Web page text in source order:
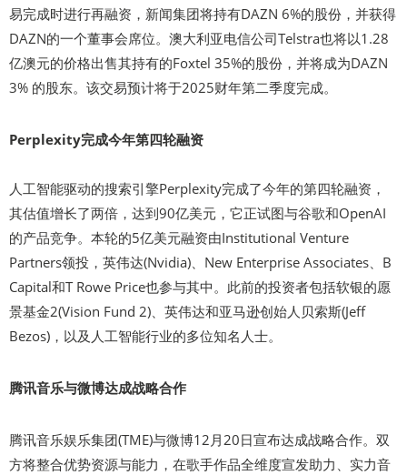
易完成时进行再融资，新闻集团将持有DAZN 6%的股份，并获得
DAZN的一个董事会席位。澳大利亚电信公司Telstra也将以1.28
亿澳元的价格出售其持有的Foxtel 35%的股份，并将成为DAZN
3% 的股东。该交易预计将于2025财年第二季度完成。
Perplexity完成今年第四轮融资
人工智能驱动的搜索引擎Perplexity完成了今年的第四轮融资，
其估值增长了两倍，达到90亿美元，它正试图与谷歌和OpenAI
的产品竞争。本轮的5亿美元融资由Institutional Venture
Partners领投，英伟达(Nvidia)、New Enterprise Associates、B
Capital和T Rowe Price也参与其中。此前的投资者包括软银的愿
景基金2(Vision Fund 2)、英伟达和亚马逊创始人贝索斯(Jeff
Bezos)，以及人工智能行业的多位知名人士。
腾讯音乐与微博达成战略合作
腾讯音乐娱乐集团(TME)与微博12月20日宣布达成战略合作。双
方将整合优势资源与能力，在歌手作品全维度宣发助力、实力音